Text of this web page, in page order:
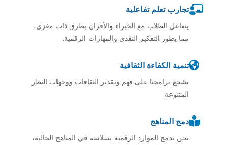
تجارب تعلم تفاعلية
يتفاعل الطلاب مع الخبراء والأقران بطرق ذات مغزى،
مما يطور التفكير النقدي والمهارات الرقمية.
تنمية الكفاءة الثقافية
تشجع برامجنا على فهم وتقدير الثقافات ووجهات النظر
المتنوعة.
دمج المناهج
نحن ندمج الموارد الرقمية بسلاسة في المناهج الحالية،